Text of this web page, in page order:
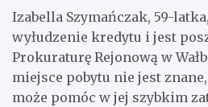
Izabella Szymańczak, 59-
wyłudzenie kredytu i jest
Prokuraturę Rejonową w
miejsce pobytu nie jest
może pomóc w jej szybkim